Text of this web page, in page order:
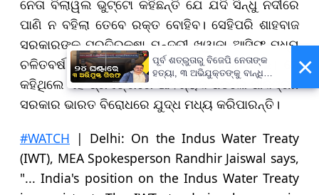
ନେତା ବିଲାୱଲ ଭୁଟ୍ଟୋ କହିଛନ୍ତି ଯେ ଯଦି ସିନ୍ଧୁ ନଦୀରେ
ପାଣି ନ ବହିଲା ତେବେ ରକ୍ତ ବୋହିବ। ସେହିପରି ଶାହବାଜ
ସରକାରଙ୍କ ପ୍ରତିରକ୍ଷା ମନ୍ଦ୍ରୀ ଖ୍ୱାଜା ଆସିଫ ମଧ୍ୟ
ଚଳିତବର୍ଷ ଭାରତ ବିରୋଧରେ ବିଷ ଉଦଗାରୀ ଥିଲେ। ସେ
କହିଥିଲେ ଏହି ପ୍ରସଙ୍ଗରେ ଆବଶ୍ୟକ ପଡିଲେ ପାକିସ୍ତାନ
ସରକାର ଭାରତ ବିରୋଧରେ ଯୁଦ୍ଧ ମଧ୍ୟ କରିପାରନ୍ତି।
#WATCH | Delhi: On the Indus Water Treaty
(IWT), MEA Spokesperson Randhir Jaiswal says,
"... India's position on the Indus Water Treaty
×
ପୂର୍ବ ଶତ୍ରୁତାରୁ ବିଜେପି ନେତାଙ୍କ
ହତ୍ୟା, ୩ ଅଭିଯୁକ୍ତଙ୍କୁ ବାନ୍ଧିଲା